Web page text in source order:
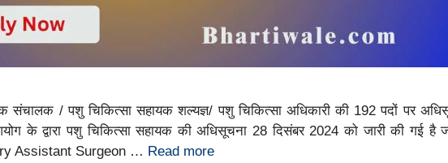
संचालक / पशु चिकित्सा सहायक शल्यज्ञ/ पशु चिकित्सा अधिकारी की 192 पदों पर
के द्वारा पशु चिकित्सा सहायक की अधिसूचना 28 दिसंबर 2024 को जारी की गई है
Assistant Surgeon … Read more